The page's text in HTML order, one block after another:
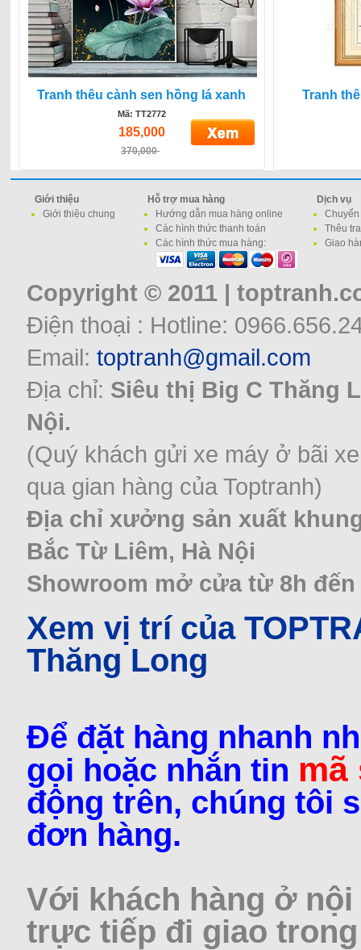
Tranh thêu cành sen hồng lá xanh
Mã: TT2772
185,000
370,000
Tranh
Giới thiệu
Giới thiệu chung
Hỗ trợ mua hàng
Hướng dẫn mua hàng online
Các hình thức thanh toán
Các hình thức mua hàng:
Dịch vụ
Thêu
Giao
Copyright © 2011 |
Điện thoại : Hotline:
Email: toptranh@gmail.com
Địa chỉ: Siêu thị Big C Thăng
Nội.
(Quý khách gửi xe máy ở bãi
qua gian hàng của Toptranh)
Địa chỉ xưởng sản xuất
Bắc Từ Liêm, Hà Nội
Showroom mở cửa từ 8h
Xem vị trí của
Thăng Long
Để đặt hàng nhanh
gọi hoặc nhắn tin
động trên, chúng tôi
đơn hàng.
Với khách hàng ở
trực tiếp đi giao trong